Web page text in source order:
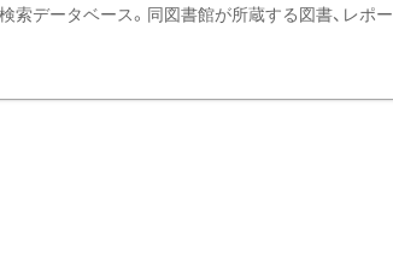
データベース。同図書館が所蔵する図書、レポー